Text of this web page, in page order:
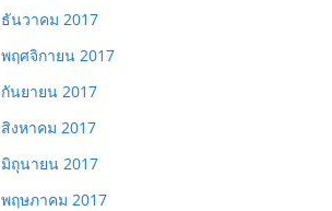
ธันวาคม 2017
พฤศจิกายน 2017
กันยายน 2017
สิงหาคม 2017
มิถุนายน 2017
พฤษภาคม 2017